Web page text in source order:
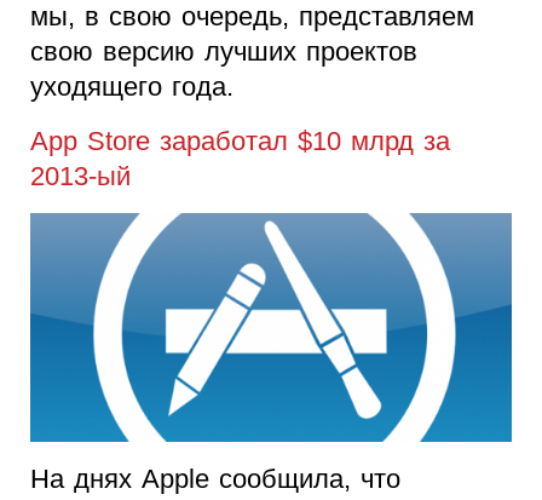
мы, в свою очередь, представляем
свою версию лучших проектов
уходящего года.
App Store заработал $10 млрд за
2013-ый
На днях Apple сообщила, что